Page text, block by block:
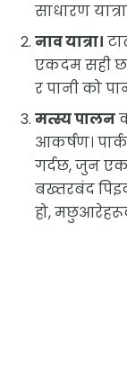
साधारण
नाव यात्रा।
एकदम सही
र पानी को
मत्स्य पालन
आकर्षण।
गर्दछ, जुन एक
बख्तरबंद
हो,